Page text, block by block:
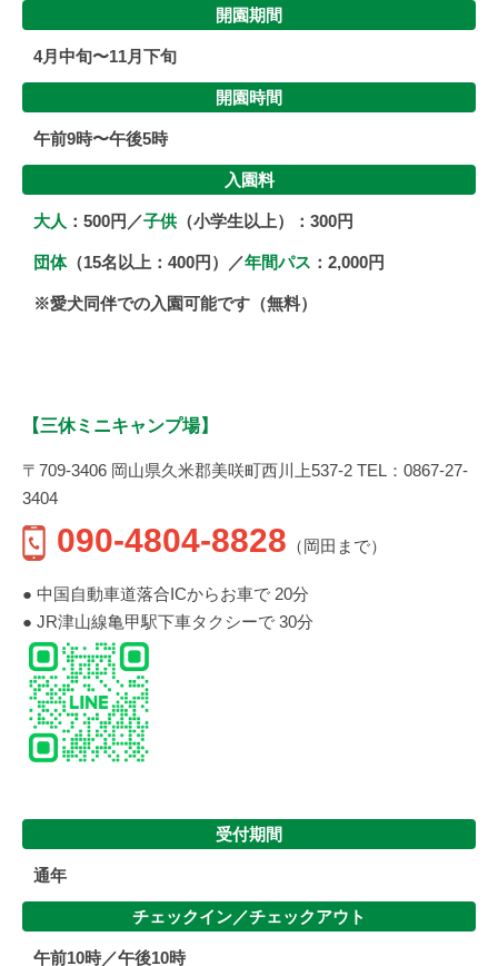
開園期間
4月中旬〜11月下旬
開園時間
午前9時〜午後5時
入園料
大人 ：500円／子供（小学生以上）：300円
団体（15名以上：400円）／年間パス ：2,000円
※愛犬同伴での入園可能です（無料）
【三休ミニキャンプ場】
〒709-3406 岡山県久米郡美咲町西川上537-2 TEL：0867-27-
3404
090-4804-8828 （岡田まで）
● 中国自動車道落合ICからお車で 20分
● JR津山線亀甲駅下車タクシーで 30分
受付期間
通年
チェックイン／チェックアウト
午前10時／午後10時